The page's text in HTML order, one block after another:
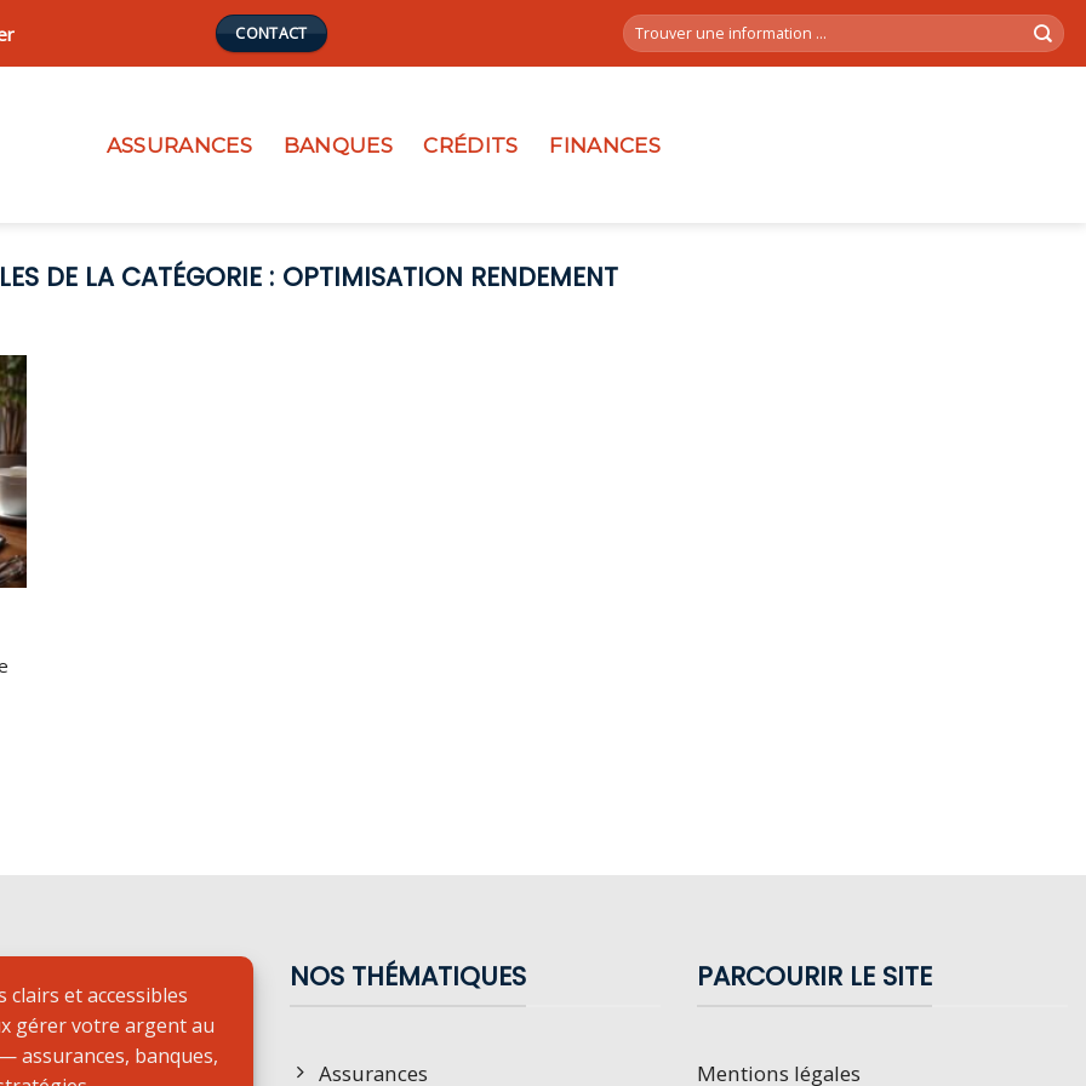
CONTACT
ASSURANCES BANQUES CRÉDITS FINANCES
OPTIMISATION RENDEMENT
clairs et accessibles
gérer votre argent au
assurances, banques,
NOS THÉMATIQUES
Assurances
PARCOURIR LE SITE
Mentions légales